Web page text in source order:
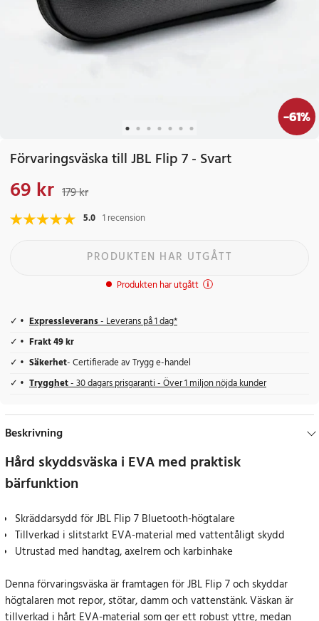
-61%
Förvaringsväska till JBL Flip 7 - Svart
Nuvarande pris
69 kr 179 kr
5.0 1 recension
PRODUKTEN HAR UTGÅTT
Produkten har utgått
Expressleverans- Leverans på 1 dag*
Frakt 49 kr
Säkerhet- Certifierade av Trygg e-handel
Trygghet- 30 dagars prisgaranti - Över 1 miljon nöjda kunder
Beskrivning
Hård skyddsväska i EVA med praktisk
bärfunktion
Skräddarsydd för JBL Flip 7 Bluetooth-högtalare
Tillverkad i slitstarkt EVA-material med vattentåligt skydd
Utrustad med handtag, axelrem och karbinhake
Denna förvaringsväska är framtagen för JBL Flip 7 och skyddar
högtalaren mot repor, stötar, damm och vattenstänk. Väskan är
tillverkad i hårt EVA-material som ger ett robust yttre, medan